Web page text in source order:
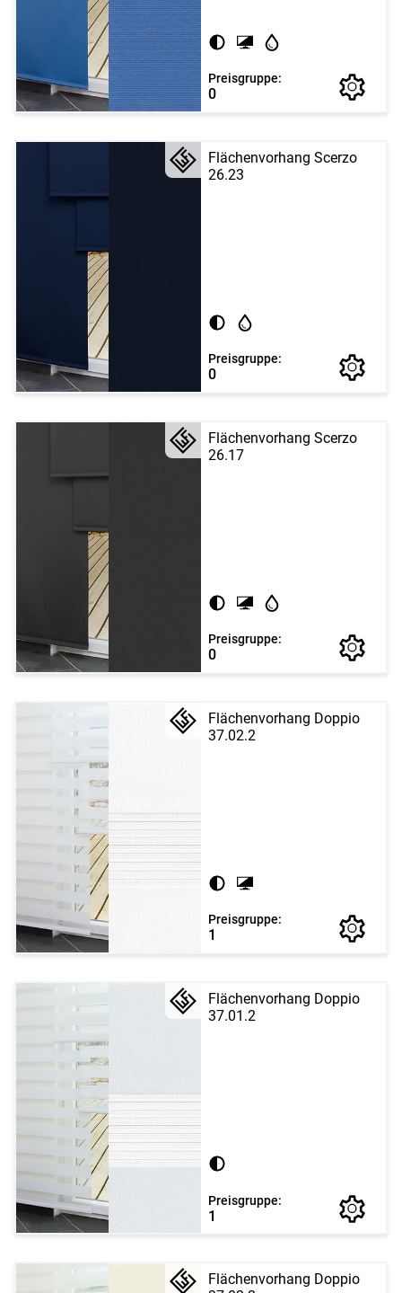
Preisgruppe:
0
Flächenvorhang Scerzo
26.23
Preisgruppe:
0
Flächenvorhang Scerzo
26.17
Preisgruppe:
0
Flächenvorhang Doppio
37.02.2
Preisgruppe:
1
Flächenvorhang Doppio
37.01.2
Preisgruppe:
1
Flächenvorhang Doppio